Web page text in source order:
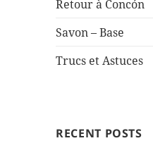
Retour à Concón
Savon – Base
Trucs et Astuces
RECENT POSTS